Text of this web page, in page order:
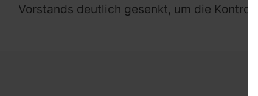
Vorstands deutlich gesenkt, um die